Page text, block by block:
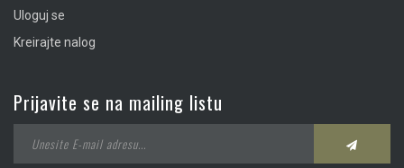
Uloguj se
Kreirajte nalog
Prijavite se na mailing listu